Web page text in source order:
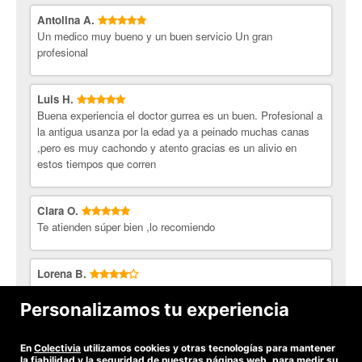
Antolina A.
Un medico muy bueno y un buen servicio Un gran
profesional
Luis H.
Buena experiencia el doctor gurrea es un buen. Profesional a
la antigua usanza por la edad ya a peinado muchas canas
,pero es muy cachondo y atento gracias es un alivio en
estos tiempos que corren
Clara O.
Te atienden súper bien ,lo recomiendo
Lorena B.
La experiencia fue muy positiva, la dermatóloga muy atenta
en todo momento , dándome consejos para futuros
tratamientos,así que repetiré
Ver todas las opiniones
Personalizamos tu experiencia
En Colectivia utilizamos cookies y otras tecnologías para mantener